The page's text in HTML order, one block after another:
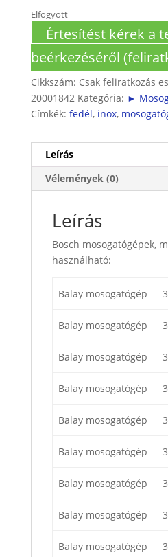
Elfogyott
Értesítést kérek a
beérkezéséről
Cikkszám: Csak feliratkozás
20001842 Kategória: ►
Címkék: fedél, inox,
Leírás
Vélemények (0)
Leírás
Bosch mosogatógépek,
használható:
Balay mosogatógép
Balay mosogatógép
Balay mosogatógép
Balay mosogatógép
Balay mosogatógép
Balay mosogatógép
Balay mosogatógép
Balay mosogatógép
Balay mosogatógép